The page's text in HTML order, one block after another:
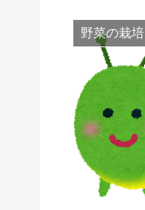
野菜の栽培